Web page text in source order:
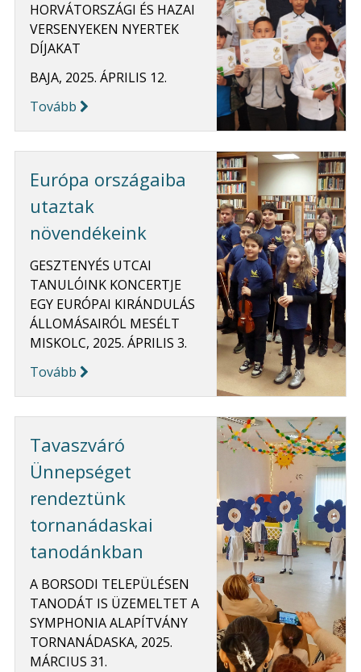
HORVÁTORSZÁGI ÉS HAZAI
VERSENYEKEN NYERTEK
DÍJAKAT
BAJA, 2025. ÁPRILIS 12.
Tovább
Európa országaiba
utaztak
növendékeink
GESZTENYÉS UTCAI
TANULÓINK KONCERTJE
EGY EURÓPAI KIRÁNDULÁS
ÁLLOMÁSAIRÓL MESÉLT
MISKOLC, 2025. ÁPRILIS 3.
Tovább
Tavaszváró
Ünnepséget
rendeztünk
tornanádaskai
tanodánkban
A BORSODI TELEPÜLÉSEN
TANODÁT IS ÜZEMELTET A
SYMPHONIA ALAPÍTVÁNY
TORNANÁDASKA, 2025.
MÁRCIUS 31.